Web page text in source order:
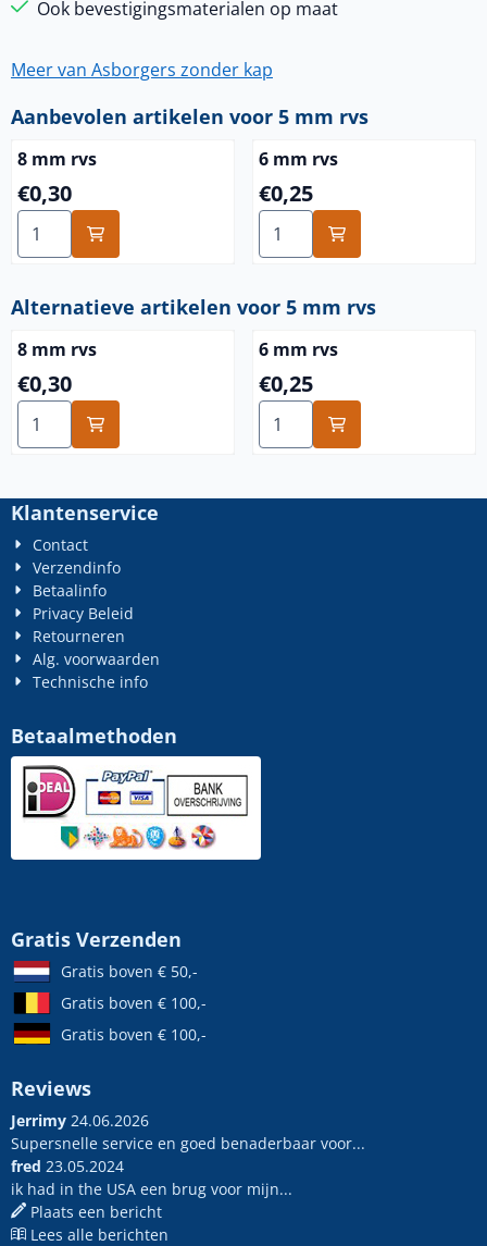
Ook bevestigingsmaterialen op maat
Meer van Asborgers zonder kap
Aanbevolen artikelen voor 5 mm rvs
8 mm rvs
Prijs: 0,30
€0,30
Aantal kiezen voor 8 mm rvs
6 mm rvs
Prijs: 0,25
€0,25
Aantal kiezen voor 6 mm
Alternatieve artikelen voor 5 mm rvs
8 mm rvs
Prijs: 0,30
€0,30
Aantal kiezen voor 8 mm rvs
6 mm rvs
Prijs: 0,25
€0,25
Aantal kiezen voor 6 mm
Klantenservice
Contact
Verzendinfo
Betaalinfo
Privacy Beleid
Retourneren
Alg. voorwaarden
Technische info
Betaalmethoden
Gratis Verzenden
Gratis boven € 50,-
Gratis boven € 100,-
Gratis boven € 100,-
Reviews
Jerrimy 24.06.2026
Supersnelle service en goed benaderbaar voor...
fred 23.05.2024
ik had in the USA een brug voor mijn...
Plaats een bericht
Lees alle berichten